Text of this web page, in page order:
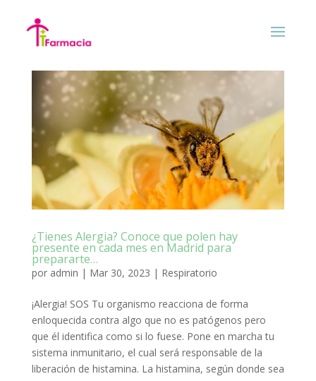
¿Tienes Alergia? Conoce que polen hay
presente en cada mes en Madrid para
prepararte…
por admin | Mar 30, 2023 | Respiratorio
¡Alergia! SOS Tu organismo reacciona de forma
enloquecida contra algo que no es patógenos pero
que él identifica como si lo fuese. Pone en marcha tu
sistema inmunitario, el cual será responsable de la
liberación de histamina. La histamina, según donde sea